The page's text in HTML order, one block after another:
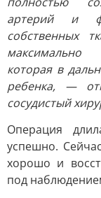
артерий и
собственных
максимально
которая в
ребенка, —
сосудистый
Операция
успешно.
хорошо и
под